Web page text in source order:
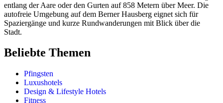
entlang der Aare oder den Gurten auf 858 Metern über Meer. Die
autofreie Umgebung auf dem Berner Hausberg eignet sich für
Spaziergänge und kurze Rundwanderungen mit Blick über die
Stadt.
Beliebte Themen
Pfingsten
Luxushotels
Design & Lifestyle Hotels
Fitness